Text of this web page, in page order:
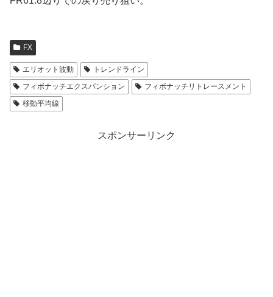
FX
エリオット波動
トレンドライン
フィボナッチエクスパンション
フィボナッチリトレースメント
移動平均線
スポンサーリンク